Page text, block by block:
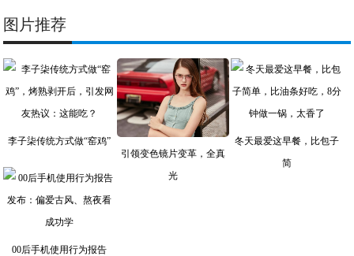
图片推荐
李子柒传统方式做“窑鸡”
引领变色镜片变革，全真
光
冬天最爱这早餐，比包子
简
00后手机使用行为报告